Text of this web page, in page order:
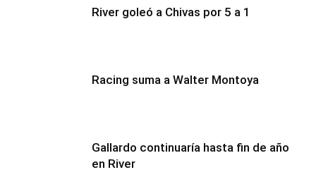
River goleó a Chivas por 5 a 1
Racing suma a Walter Montoya
Gallardo continuaría hasta fin de año
en River